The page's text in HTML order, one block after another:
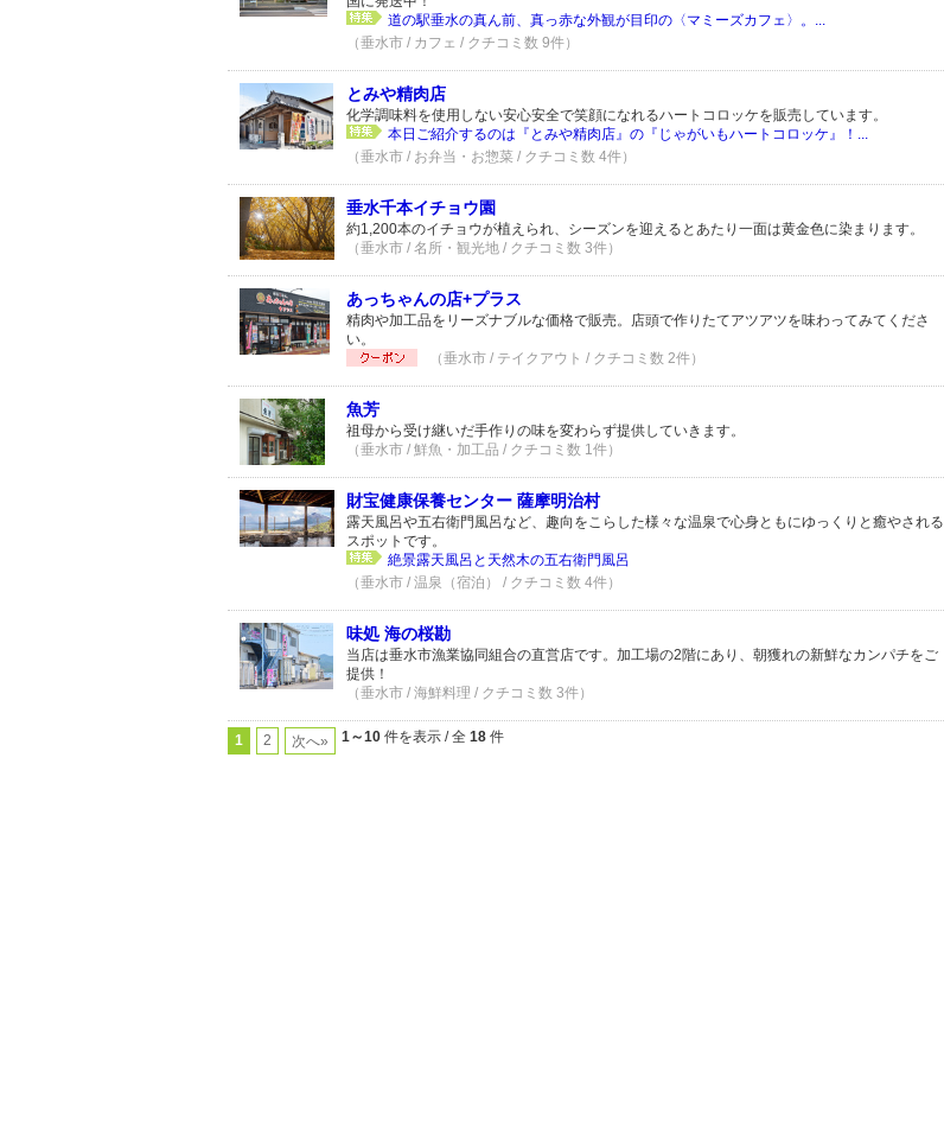
道の駅垂水の真ん前、真っ赤な外観が目印の〈マミーズカフェ〉。...
（垂水市 / カフェ / クチコミ数 9件）
とみや精肉店
化学調味料を使用しない安心安全で笑顔になれるハートコロッケを販売しています。
本日ご紹介するのは『とみや精肉店』の『じゃがいもハートコロッケ』！...
（垂水市 / お弁当・お惣菜 / クチコミ数 4件）
垂水千本イチョウ園
約1,200本のイチョウが植えられ、シーズンを迎えるとあたり一面は黄金色に染まります。
（垂水市 / 名所・観光地 / クチコミ数 3件）
あっちゃんの店+プラス
精肉や加工品をリーズナブルな価格で販売。店頭で作りたてアツアツを味わってみてくださ
い。
（垂水市 / テイクアウト / クチコミ数 2件）
魚芳
祖母から受け継いだ手作りの味を変わらず提供していきます。
（垂水市 / 鮮魚・加工品 / クチコミ数 1件）
財宝健康保養センター 薩摩明治村
露天風呂や五右衛門風呂など、趣向をこらした様々な温泉で心身ともにゆっくりと癒やされる
スポットです。
絶景露天風呂と天然木の五右衛門風呂
（垂水市 / 温泉（宿泊） / クチコミ数 4件）
味処 海の桜勘
当店は垂水市漁業協同組合の直営店です。加工場の2階にあり、朝獲れの新鮮なカンパチをご
提供！
（垂水市 / 海鮮料理 / クチコミ数 3件）
1 2 次へ» 1～10 件を表示 / 全 18 件